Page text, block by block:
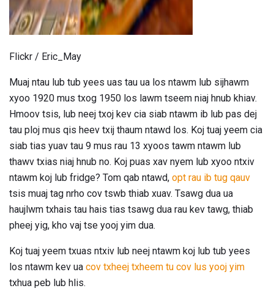
Flickr / Eric_May
Muaj ntau lub tub yees uas tau ua los ntawm lub sijhawm
xyoo 1920 mus txog 1950 los lawm tseem niaj hnub khiav.
Hmoov tsis, lub neej txoj kev cia siab ntawm ib lub pas dej
tau ploj mus qis heev txij thaum ntawd los. Koj tuaj yeem cia
siab tias yuav tau 9 mus rau 13 xyoos tawm ntawm lub
thawv txias niaj hnub no. Koj puas xav nyem lub xyoo ntxiv
ntawm koj lub fridge? Tom qab ntawd, opt rau ib tug qauv
tsis muaj tag nrho cov tswb thiab xuav. Tsawg dua ua
haujlwm txhais tau hais tias tsawg dua rau kev tawg, thiab
pheej yig, kho vaj tse yooj yim dua.
Koj tuaj yeem txuas ntxiv lub neej ntawm koj lub tub yees
los ntawm kev ua cov txheej txheem tu cov lus yooj yim
txhua peb lub hlis.